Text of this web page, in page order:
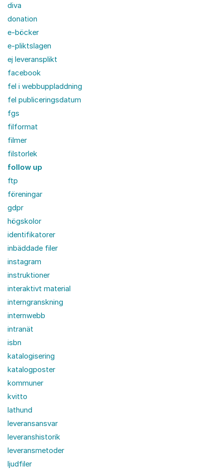
diva
donation
e-böcker
e-pliktslagen
ej leveransplikt
facebook
fel i webbuppladdning
fel publiceringsdatum
fgs
filformat
filmer
filstorlek
follow up
ftp
föreningar
gdpr
högskolor
identifikatorer
inbäddade filer
instagram
instruktioner
interaktivt material
interngranskning
internwebb
intranät
isbn
katalogisering
katalogposter
kommuner
kvitto
lathund
leveransansvar
leveranshistorik
leveransmetoder
ljudfiler